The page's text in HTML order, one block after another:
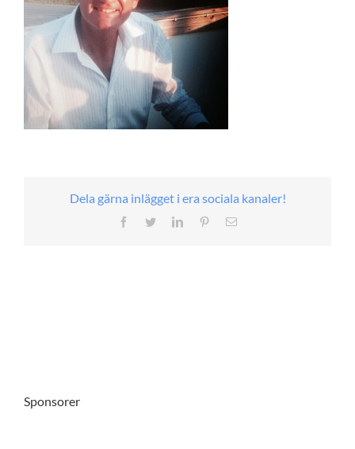
Dela gärna inlägget i era sociala kanaler!
FacebookTwitterLinkedInPinterest
Sponsorer